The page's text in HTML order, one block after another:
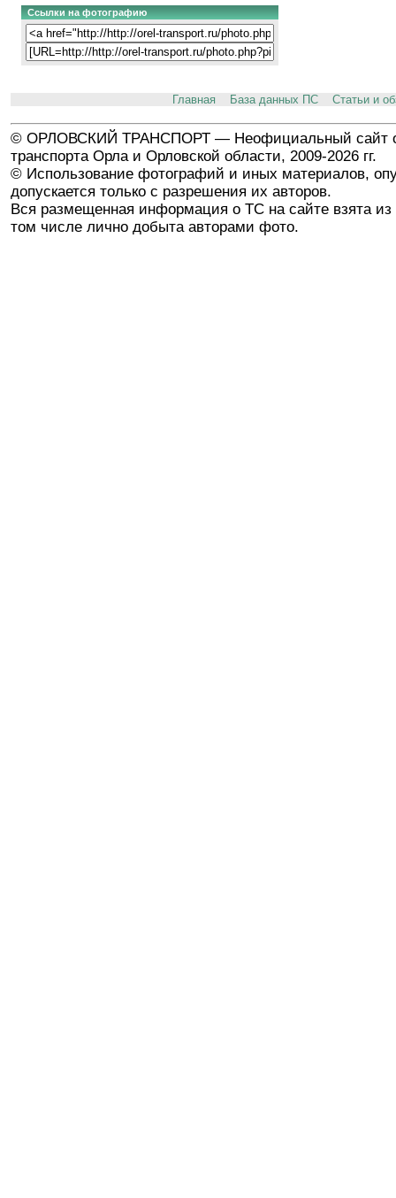
Ссылки на фотографию
Главная База данных ПС Статьи и
© ОРЛОВСКИЙ ТРАНСПОРТ — Неофициальный сайт
транспорта Орла и Орловской области, 2009-2026 гг.
© Использование фотографий и иных материалов,
допускается только с разрешения их авторов.
Вся размещенная информация о ТС на сайте взята из
том числе лично добыта авторами фото.